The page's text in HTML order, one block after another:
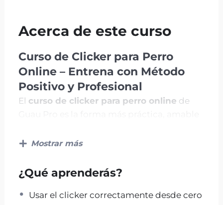
Acerca de este curso
Curso de Clicker para Perro
Online – Entrena con Método
Positivo y Profesional
El curso de clicker para perro online de
A través delentrenamiento con refuerzo
de manera clara, divertida y sin castigos.
curso, tienes opción de feedback
Mostrar más
¿Qué aprenderás?
Usar el clicker correctamente desde cero